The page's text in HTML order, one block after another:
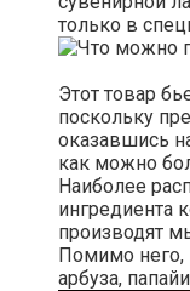
только в
Этот товар
поскольку
оказавшись
как можно
Наиболее
ингредиента
производят
Помимо него,
арбуза,